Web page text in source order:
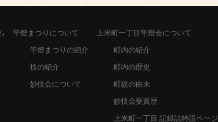
竿燈まつりについて
竿燈まつりの紹介
技の紹介
妙技会について
上米町一丁目竿燈会について
町内の紹介
町内の歴史
町紋の由来
妙技会受賞歴
上米町一丁目 記録誌特設ページ